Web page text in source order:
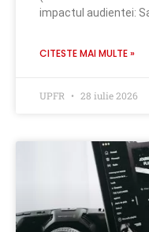
impactul audientei:
CITESTE MAI MULTE »
UPFR 28 iulie 2026